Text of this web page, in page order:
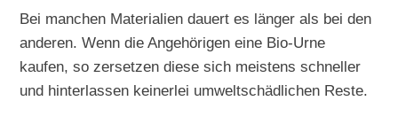
Bei manchen Materialien dauert es länger als bei den
anderen. Wenn die Angehörigen eine Bio-Urne
kaufen, so zersetzen diese sich meistens schneller
und hinterlassen keinerlei umweltschädlichen Reste.